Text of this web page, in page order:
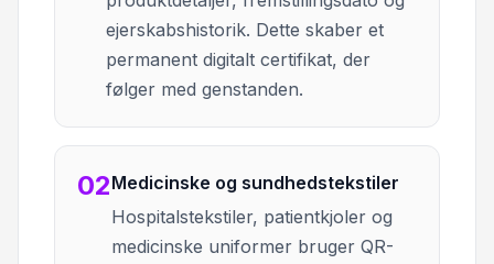
ejerskabshistorik. Dette skaber et
permanent digitalt certifikat, der
følger med genstanden.
02Medicinske og sundhedstekstiler
Hospitalstekstiler, patientkjoler og
medicinske uniformer bruger QR-